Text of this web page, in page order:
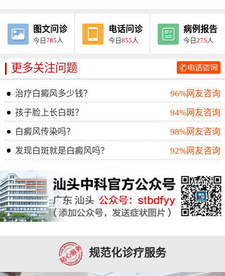
图文问诊
今日785 人
电话问诊
今日855 人
病例报告
今日275 人
更多关注问题
治疗白癜风多少钱？
96%网友咨询
孩子脸上长白斑？
94%网友咨询
白癜风传染吗？
98%网友咨询
发现白斑就是白癜风吗？
92%网友咨询
规范化诊疗服务